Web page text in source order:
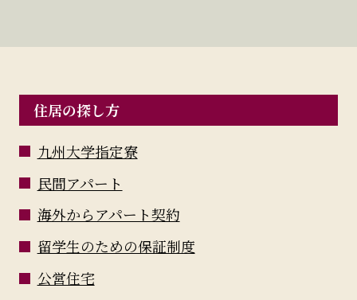
住居の探し方
九州大学指定寮
民間アパート
海外からアパート契約
留学生のための保証制度
公営住宅